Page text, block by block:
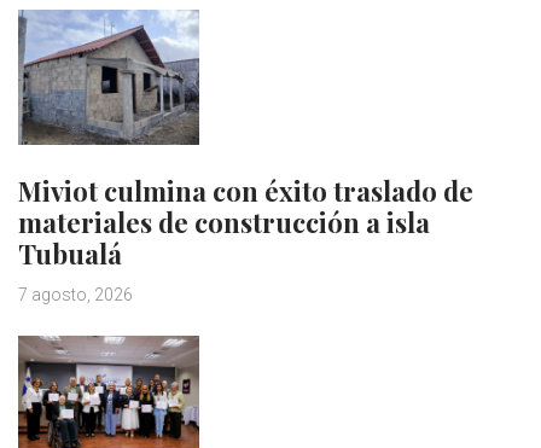
Miviot culmina con éxito traslado de
materiales de construcción a isla
Tubualá
7 agosto, 2026